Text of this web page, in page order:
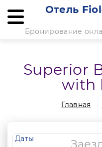
Отель
Бронирование
Superior
with
Главная
Даты